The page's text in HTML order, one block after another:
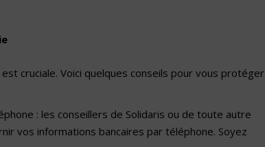
cruciale. Voici quelques conseils pour vous protéger
: les conseillers de Solidaris ou de toute autre
vos informations bancaires par téléphone. Soyez